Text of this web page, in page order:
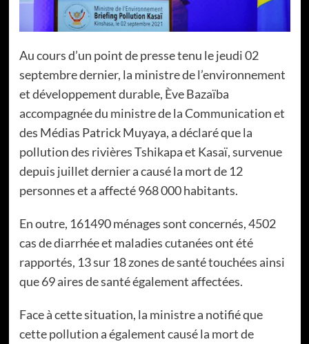
Au cours d’un point de presse tenu le jeudi 02
septembre dernier, la ministre de l’environnement
et développement durable, Ève Bazaïba
accompagnée du ministre de la Communication et
des Médias Patrick Muyaya, a déclaré que la
pollution des rivières Tshikapa et Kasaï, survenue
depuis juillet dernier a causé la mort de 12
personnes et a affecté 968 000 habitants.
En outre, 161490 ménages sont concernés, 4502
cas de diarrhée et maladies cutanées ont été
rapportés, 13 sur 18 zones de santé touchées ainsi
que 69 aires de santé également affectées.
Face à cette situation, la ministre a notifié que
cette pollution a également causé la mort de